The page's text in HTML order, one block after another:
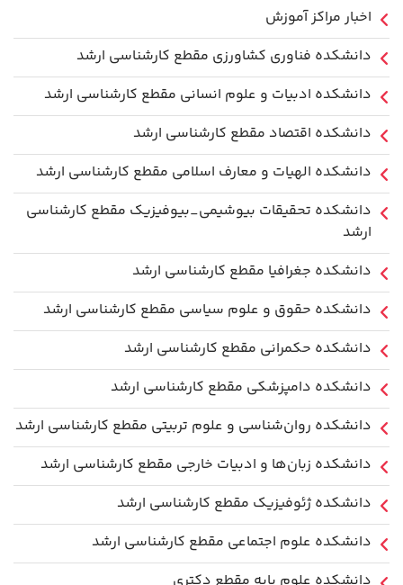
اخبار مراکز آموزش
دانشكده فناوري كشاورزی مقطع کارشناسی ارشد
دانشکده ادبیات و علوم انسانی مقطع کارشناسی ارشد
دانشکده اقتصاد مقطع کارشناسی ارشد
دانشکده الهیات و معارف اسلامی مقطع کارشناسی ارشد
دانشکده تحقیقات بیوشیمی_بیوفیزیک مقطع کارشناسی
ارشد
دانشکده جغرافیا مقطع کارشناسی ارشد
دانشکده حقوق و علوم سیاسی مقطع کارشناسی ارشد
دانشکده حکمرانی مقطع کارشناسی ارشد
دانشکده دامپزشکی مقطع کارشناسی ارشد
دانشکده روان‌شناسی و علوم تربیتی مقطع کارشناسی ارشد
دانشکده زبان‌ها و ادبیات خارجی مقطع کارشناسی ارشد
دانشکده ژئوفیزیک مقطع کارشناسی ارشد
دانشکده علوم اجتماعی مقطع کارشناسی ارشد